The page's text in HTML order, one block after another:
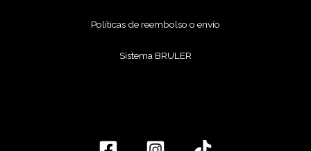
Políticas de reembolso o envío
Sistema BRULER